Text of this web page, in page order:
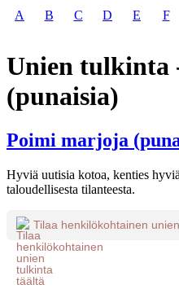
A B C D E F
Unien tulkinta
(punaisia)
Poimi marjoja
Hyviä uutisia kotoa, kenties
taloudellisesta tilanteesta.
Tilaa henkilökohtainen